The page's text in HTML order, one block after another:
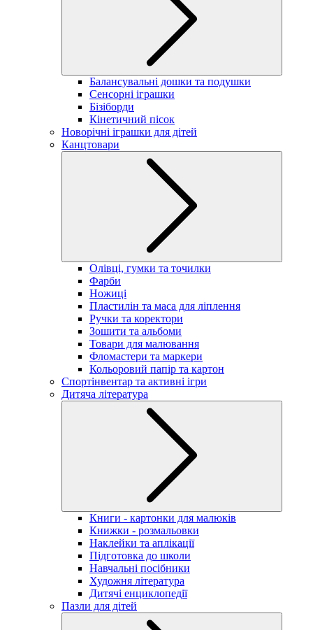
Балансувальні дошки та подушки
Сенсорні іграшки
Бізіборди
Кінетичний пісок
Новорічні іграшки для дітей
Канцтовари
Олівці, гумки та точилки
Фарби
Ножиці
Пластилін та маса для ліплення
Ручки та коректори
Зошити та альбоми
Товари для малювання
Фломастери та маркери
Кольоровий папір та картон
Спортінвентар та активні ігри
Дитяча література
Книги - картонки для малюків
Книжки - розмальовки
Наклейки та аплікації
Підготовка до школи
Навчальні посібники
Художня література
Дитячі енциклопедії
Пазли для дітей